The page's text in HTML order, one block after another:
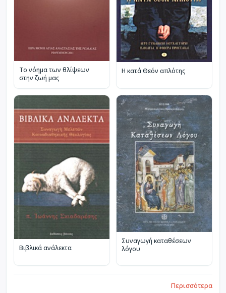
Το νόημα των θλίψεων
στην ζωή μας
Η κατά Θεόν απλότης
Βιβλικά ανάλεκτα
Συναγωγή καταθέσεων
λόγου
Περισσότερα